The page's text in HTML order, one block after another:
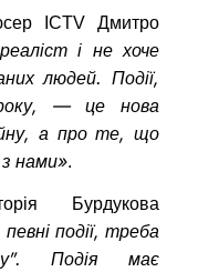
ICTV Дмитро
і не хоче
людей. Події,
— це нова
а про те, що
нами».
Бурдукова
події, треба
Подія має